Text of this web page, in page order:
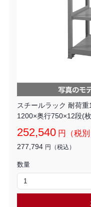
スチールラック 耐荷
1200×奥行750×12段(
252,540 円（税別
277,794 円（税込）
数量